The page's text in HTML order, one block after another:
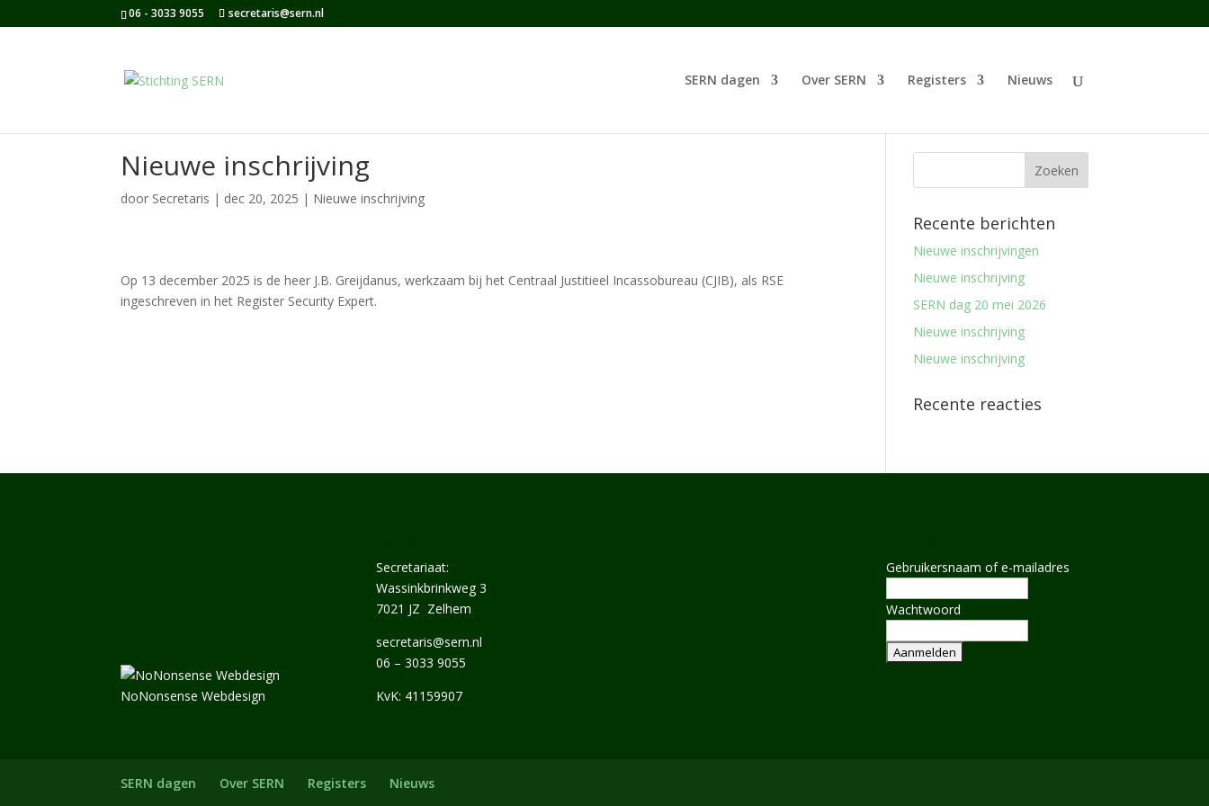
06 - 3033 9055 secretaris@sern.nl
SERN dagen Over SERN Registers Nieuws
Nieuwe inschrijving
door Secretaris | dec 20, 2025 | Nieuwe inschrijving
Op 13 december 2025 is de heer J.B. Greijdanus, werkzaam bij het Centraal Justitieel Incassobureau (CJIB), als RSE
ingeschreven in het Register Security Expert.
Recente berichten
Nieuwe inschrijvingen
Nieuwe inschrijving
SERN dag 20 mei 2026
Nieuwe inschrijving
Nieuwe inschrijving
Recente reacties
NoNonsense Webdesign
Secretariaat:
Wassinkbrinkweg 3
7021 JZ Zelhem
secretaris@sern.nl
06 – 3033 9055
KvK: 41159907
Gebruikersnaam of e-mailadres
Wachtwoord
SERN dagen Over SERN Registers Nieuws